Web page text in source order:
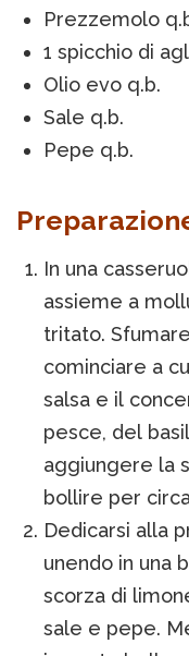
Prezzemolo
1 spicchio di
Olio evo q.b.
Sale q.b.
Pepe q.b.
In una
assieme a
tritato.
cominciare a
salsa e il
pesce, del
aggiungere la
bollire per
Dedicarsi alla
unendo in una
scorza di
sale e pepe.